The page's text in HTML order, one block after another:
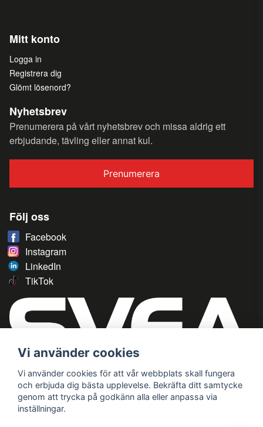
Mitt konto
Logga in
Registrera dig
Glömt lösenord?
Nyhetsbrev
Prenumerera på vårt nyhetsbrev och missa aldrig ett
erbjudande, tävling eller annat kul.
Prenumerera
Följ oss
Facebook
Instagram
LinkedIn
TikTok
Vi använder cookies
Vi använder cookies för att vår webbplats skall fungera
och erbjuda dig bästa upplevelse. Bekräfta ditt samtycke
genom att trycka på godkänn alla eller anpassa via
inställningar.